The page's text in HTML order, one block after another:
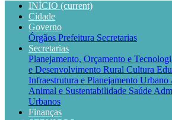
INÍCIO (current)
Cidade
Governo
Órgãos Prefeitura Secretarias
Secretarias
Planejamento, Orçamento e
e Desenvolvimento Rural Cultura
Infraestrutura e Planejamento Urbano
Animal e Sustentabilidade Saúde
Urbanos
Finanças